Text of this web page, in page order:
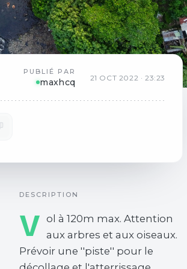
PUBLIÉ PAR
maxhcq 21 OCT 2022 · 23:23
DESCRIPTION
V ol à 120m max. Attention
aux arbres et aux oiseaux.
Prévoir une ''piste'' pour le